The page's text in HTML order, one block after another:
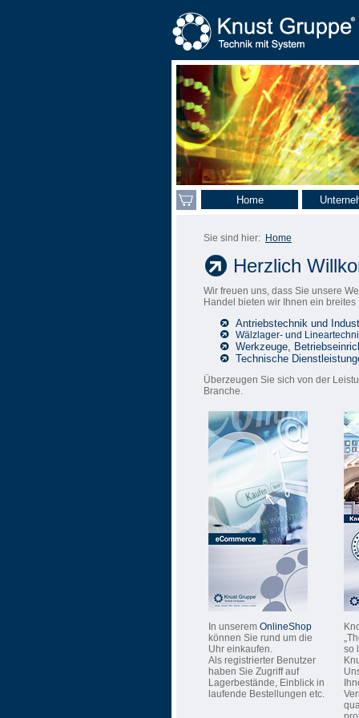
Home
Sie sind hier: Home
Herzlich
Wir freuen uns, dass Sie unsere
Handel bieten wir Ihnen ein
Antriebstechnik und
Wälzlager- und
Werkzeuge,
Technische
Überzeugen Sie sich von der
Branche.
In unserem OnlineShop
können Sie rund um die
Uhr einkaufen.
Als registrierter Benutzer
haben Sie Zugriff auf
Lagerbestände, Einblick in
laufende Bestellungen etc.
so